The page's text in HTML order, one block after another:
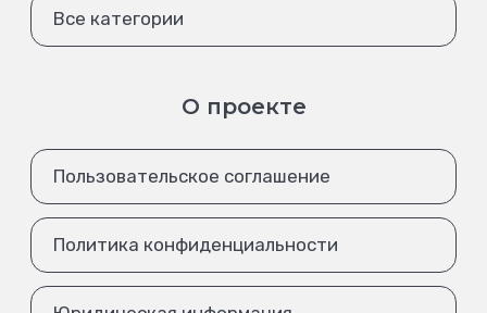
Все категории
О проекте
Пользовательское соглашение
Политика конфиденциальности